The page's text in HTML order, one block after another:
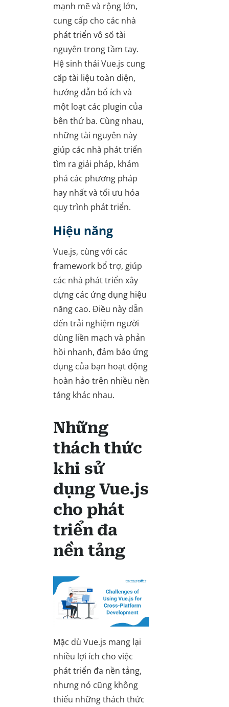
mạnh mẽ và rộng lớn,
cung cấp cho các nhà
phát triển vô số tài
nguyên trong tầm tay.
Hệ sinh thái Vue.js cung
cấp tài liệu toàn diện,
hướng dẫn bổ ích và
một loạt các plugin của
bên thứ ba. Cùng nhau,
những tài nguyên này
giúp các nhà phát triển
tìm ra giải pháp, khám
phá các phương pháp
hay nhất và tối ưu hóa
quy trình phát triển.
Hiệu năng
Vue.js, cùng với các
framework bổ trợ, giúp
các nhà phát triển xây
dựng các ứng dụng hiệu
năng cao. Điều này dẫn
đến trải nghiệm người
dùng liền mạch và phản
hồi nhanh, đảm bảo ứng
dụng của bạn hoạt động
hoàn hảo trên nhiều nền
tảng khác nhau.
Những
thách thức
khi sử
dụng Vue.js
cho phát
triển đa
nền tảng
Mặc dù Vue.js mang lại
nhiều lợi ích cho việc
phát triển đa nền tảng,
nhưng nó cũng không
thiếu những thách thức